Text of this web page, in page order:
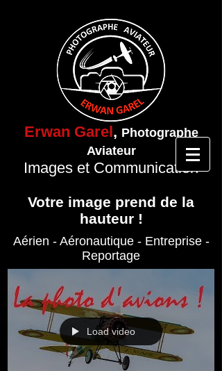
Erwan Garel, Photographe
Aviateur
Images et Communication
Votre image prend de la
hauteur !
Aérien - Aéronautique- Entreprise-
Reportage
Load video